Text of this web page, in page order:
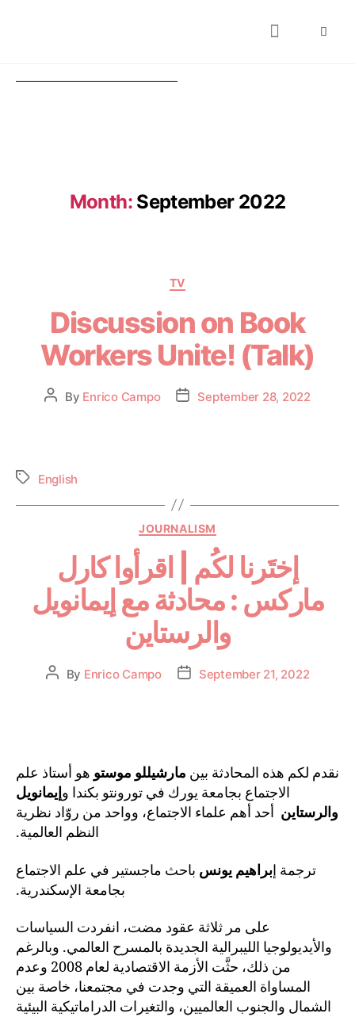
Month: September 2022
TV
Discussion on Book
Workers Unite! (Talk)
By Enrico Campo September 28, 2022
English
JOURNALISM
إختَرنا لكُم | اقرأوا كارل
ماركس : محادثة مع إيمانويل
والرستاين
By Enrico Campo September 21, 2022
نقدم لكم هذه المحادثة بين مارشيللو موستو هو أستاذ علم
الاجتماع بجامعة يورك في تورونتو بكندا وإيمانويل
والرستاين أحد أهم علماء الاجتماع، وواحد من روّاد نظرية
النظم العالمية.
ترجمة إبراهيم يونس باحث ماجستير في علم الاجتماع
بجامعة الإسكندرية.
على مر ثلاثة عقود مضت، انفردت السياسات
والأيديولوجيا الليبرالية الجديدة بالمسرح العالمي. وبالرغم
من ذلك، حثَّت الأزمة الاقتصادية لعام 2008 وعدم
المساواة العميقة التي وجدت في مجتمعنا، خاصة بين
الشمال والجنوب العالميين، والتغيرات الدراماتيكية البيئية